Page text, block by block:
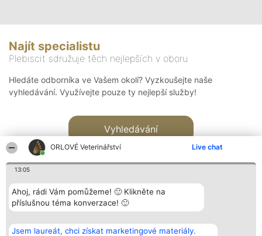
ORLOVÉ Veterinářství Live chat
13:05
Ahoj, rádi Vám pomůžeme! 🙂 Klikněte na
příslušnou téma konverzace! 🙂
Jsem laureát, chci získat marketingové materiály.
Najít specialistu
Plebiscit sdružuje těch nejlepších v oboru
Hledáte odborníka ve Vašem okolí? Vyzkoušejte naše
vyhledávání. Využívejte pouze ty nejlepší služby!
Vyhledávání
Bright Side Solutions sp. z o.
o. sp. k.
Vítězové
Seznam všech
Kontakt